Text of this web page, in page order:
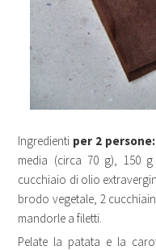
Ingredienti per 2 persone:
media (circa 70 g), 150
cucchiaio di olio
brodo vegetale, 2
mandorle a filetti.
Pelate la patata e la